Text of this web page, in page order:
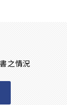
之情況